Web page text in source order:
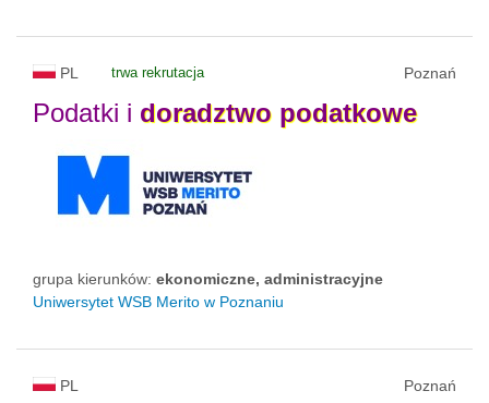
PL trwa rekrutacja Poznań
Podatki i doradztwo podatkowe
grupa kierunków: ekonomiczne, administracyjne
Uniwersytet WSB Merito w Poznaniu
PL Poznań